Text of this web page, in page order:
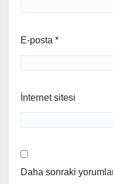
E-posta *
İnternet sitesi
Daha sonraki